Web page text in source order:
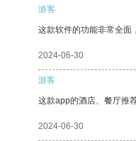
游客
这款软件的功能非常全面
2024-06-30
游客
这款app的酒店、餐厅推
2024-06-30